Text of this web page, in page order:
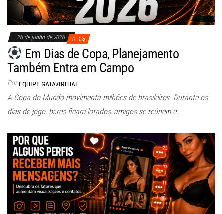
26 de junho de 2026 0
Em Dias de Copa, Planejamento
Também Entra em Campo
Por EQUIPE GATAVIRTUAL
A Copa do Mundo movimenta milhões de brasileiros. Durante os
dias de jogo, bares ficam lotados, amigos se reúnem e…